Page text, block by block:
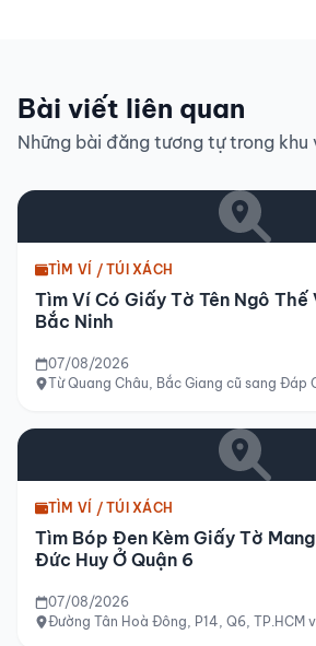
Bài viết liên quan
Những bài đăng tương tự trong khu
TÌM VÍ / TÚI XÁCH
Tìm Ví Có Giấy Tờ Tên Ngô Thế
Bắc Ninh
07/08/2026
Từ Quang Châu, Bắc Giang cũ sang Đáp
TÌM VÍ / TÚI XÁCH
Tìm Bóp Đen Kèm Giấy Tờ
Đức Huy Ở Quận 6
07/08/2026
Đường Tân Hoà Đông, P14, Q6, TP.HCM